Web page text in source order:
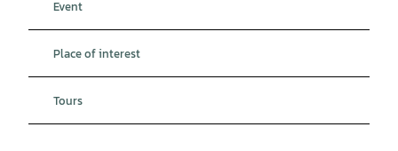
Event
Place of interest
Tours